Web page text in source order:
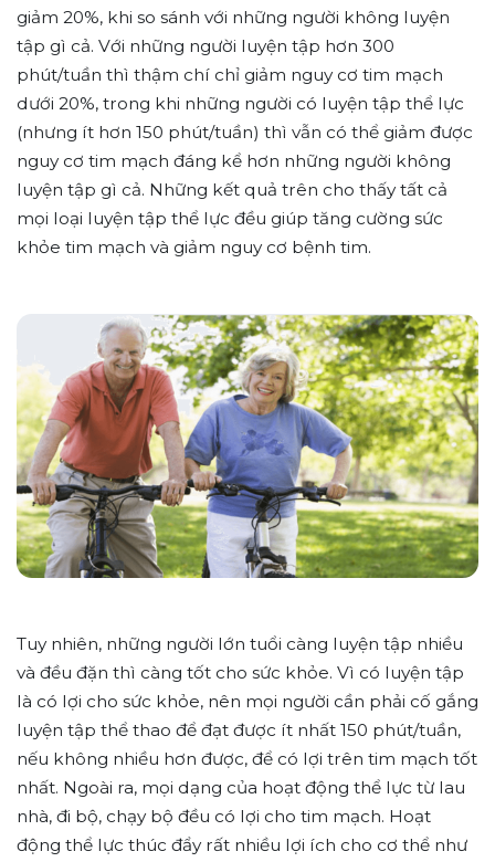
giảm 20%, khi so sánh với những người không luyện
tập gì cả. Với những người luyện tập hơn 300
phút/tuần thì thậm chí chỉ giảm nguy cơ tim mạch
dưới 20%, trong khi những người có luyện tập thể lực
(nhưng ít hơn 150 phút/tuần) thì vẫn có thể giảm được
nguy cơ tim mạch đáng kể hơn những người không
luyện tập gì cả. Những kết quả trên cho thấy tất cả
mọi loại luyện tập thể lực đều giúp tăng cường sức
khỏe tim mạch và giảm nguy cơ bệnh tim.
Tuy nhiên, những người lớn tuổi càng luyện tập nhiều
và đều đặn thì càng tốt cho sức khỏe. Vì có luyện tập
là có lợi cho sức khỏe, nên mọi người cần phải cố gắng
luyện tập thể thao để đạt được ít nhất 150 phút/tuần,
nếu không nhiều hơn được, để có lợi trên tim mạch tốt
nhất. Ngoài ra, mọi dạng của hoạt động thể lực từ lau
nhà, đi bộ, chạy bộ đều có lợi cho tim mạch. Hoạt
động thể lực thúc đẩy rất nhiều lợi ích cho cơ thể như